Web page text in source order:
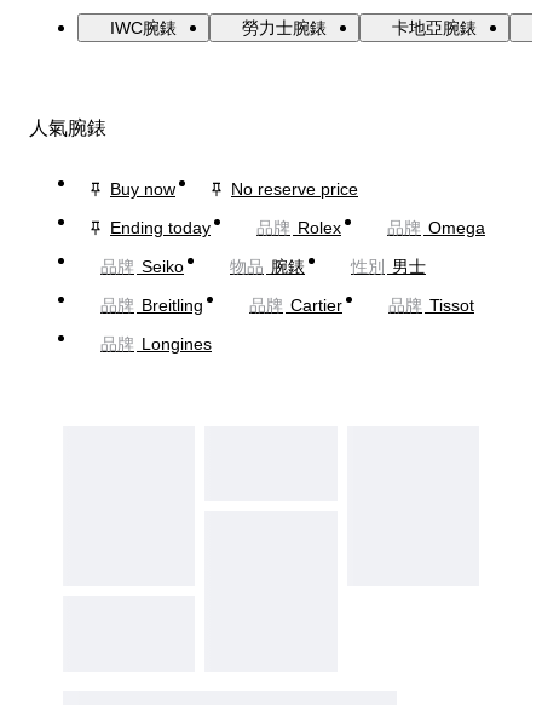
IWC腕錶 勞力士腕錶 卡地亞腕錶
人氣腕錶
Buy now
No reserve price
Ending today
品牌 Rolex 品牌 Omega
品牌 Seiko 物品 腕錶 性別
男士
品牌 Breitling 品牌 Cartier 品牌 Tissot
品牌 Longines